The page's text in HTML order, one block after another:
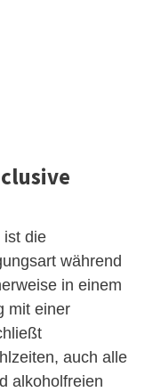
ist die
während
in einem
mit einer
auch alle
alkoholfreien